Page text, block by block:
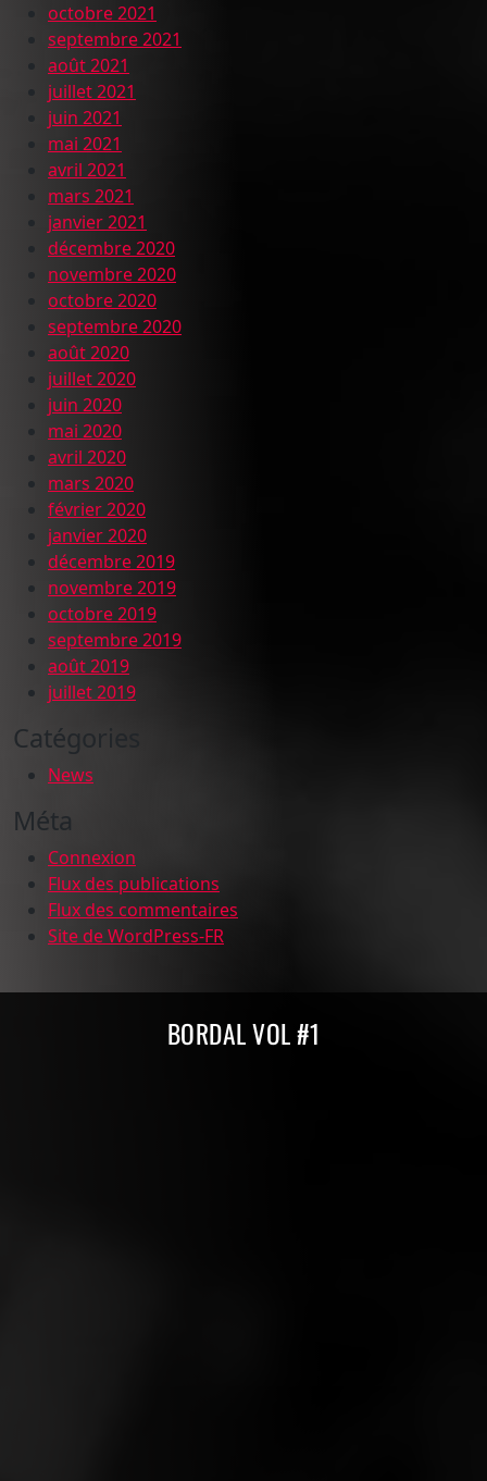
octobre 2021
septembre 2021
août 2021
juillet 2021
juin 2021
mai 2021
avril 2021
mars 2021
janvier 2021
décembre 2020
novembre 2020
octobre 2020
septembre 2020
août 2020
juillet 2020
juin 2020
mai 2020
avril 2020
mars 2020
février 2020
janvier 2020
décembre 2019
novembre 2019
octobre 2019
septembre 2019
août 2019
juillet 2019
Catégories
News
Méta
Connexion
Flux des publications
Flux des commentaires
Site de WordPress-FR
BORDAL VOL #1